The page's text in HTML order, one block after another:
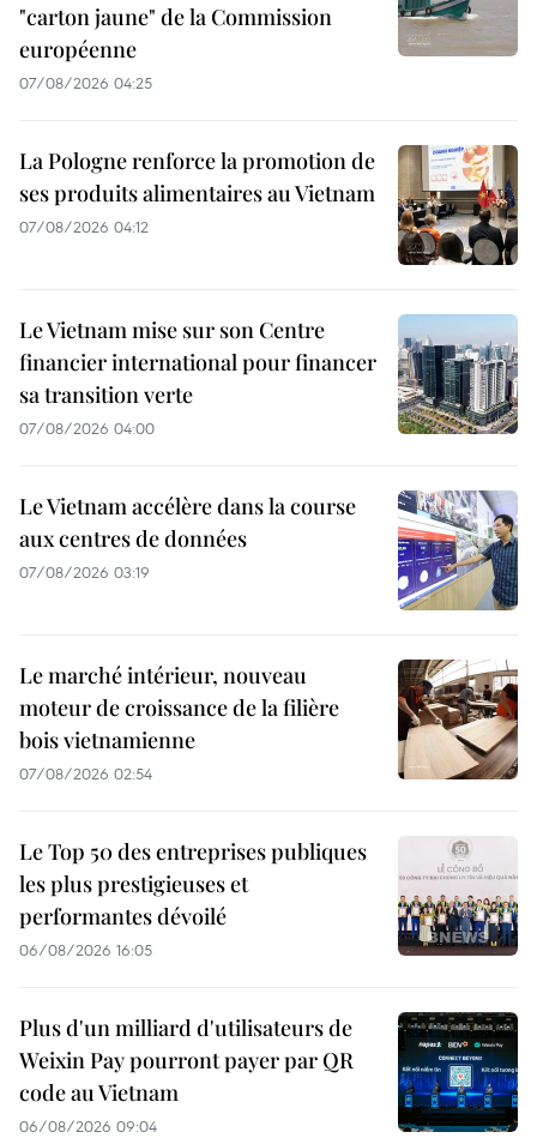
"carton jaune" de la Commission
européenne
07/08/2026 04:25
La Pologne renforce la promotion de
ses produits alimentaires au Vietnam
07/08/2026 04:12
Le Vietnam mise sur son Centre
financier international pour financer
sa transition verte
07/08/2026 04:00
Le Vietnam accélère dans la course
aux centres de données
07/08/2026 03:19
Le marché intérieur, nouveau
moteur de croissance de la filière
bois vietnamienne
07/08/2026 02:54
Le Top 50 des entreprises publiques
les plus prestigieuses et
performantes dévoilé
06/08/2026 16:05
Plus d'un milliard d'utilisateurs de
Weixin Pay pourront payer par QR
code au Vietnam
06/08/2026 09:04